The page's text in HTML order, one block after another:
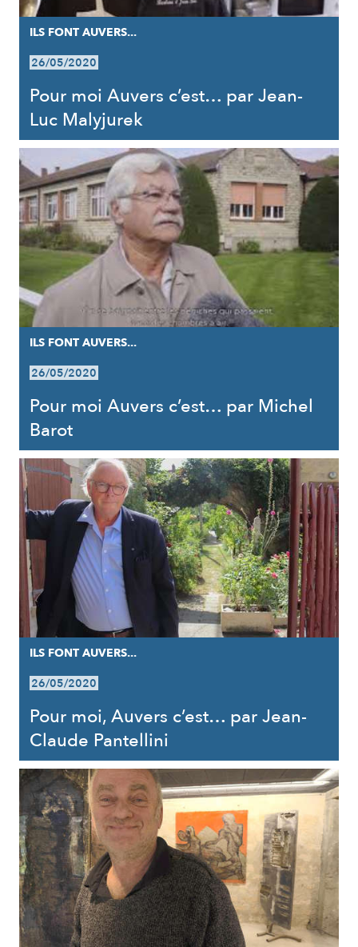
ILS FONT AUVERS...
26/05/2020
Pour moi Auvers c’est… par Jean-
Luc Malyjurek
ILS FONT AUVERS...
26/05/2020
Pour moi Auvers c’est… par Michel
Barot
ILS FONT AUVERS...
26/05/2020
Pour moi, Auvers c’est… par Jean-
Claude Pantellini